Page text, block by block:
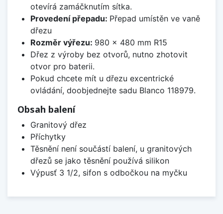
otevírá zamáčknutím sítka.
Provedení přepadu: Přepad umístěn ve vaně
dřezu
Rozměr výřezu: 980 x 480 mm R15
Dřez z výroby bez otvorů, nutno zhotovit
otvor pro baterii.
Pokud chcete mít u dřezu excentrické
ovládání, doobjednejte sadu Blanco 118979.
Obsah balení
Granitový dřez
Příchytky
Těsnění není součástí balení, u granitových
dřezů se jako těsnění používá silikon
Výpusť 3 1/2, sifon s odbočkou na myčku